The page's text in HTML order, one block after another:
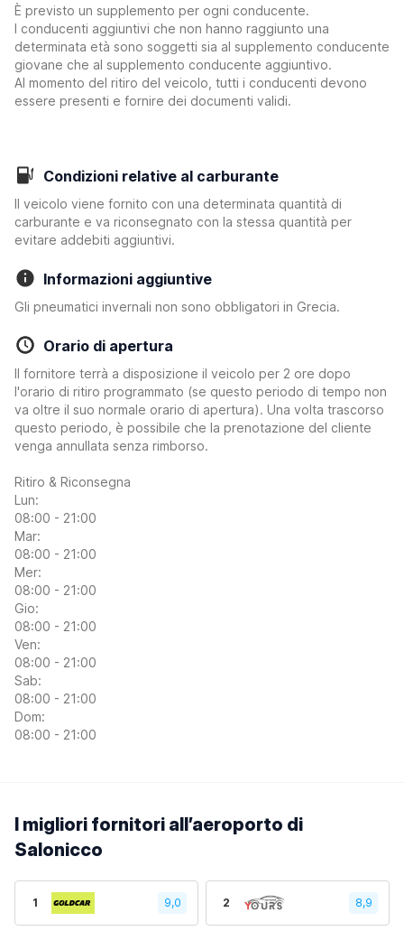
È previsto un supplemento per ogni conducente.
I conducenti aggiuntivi che non hanno raggiunto una
determinata età sono soggetti sia al supplemento conducente
giovane che al supplemento conducente aggiuntivo.
Al momento del ritiro del veicolo, tutti i conducenti devono
essere presenti e fornire dei documenti validi.
Condizioni relative al carburante
Il veicolo viene fornito con una determinata quantità di
carburante e va riconsegnato con la stessa quantità per
evitare addebiti aggiuntivi.
Informazioni aggiuntive
Gli pneumatici invernali non sono obbligatori in Grecia.
Orario di apertura
Il fornitore terrà a disposizione il veicolo per 2 ore dopo
l'orario di ritiro programmato (se questo periodo di tempo non
va oltre il suo normale orario di apertura). Una volta trascorso
questo periodo, è possibile che la prenotazione del cliente
venga annullata senza rimborso.
Ritiro & Riconsegna
Lun:
08:00 - 21:00
Mar:
08:00 - 21:00
Mer:
08:00 - 21:00
Gio:
08:00 - 21:00
Ven:
08:00 - 21:00
Sab:
08:00 - 21:00
Dom:
08:00 - 21:00
I migliori fornitori all’aeroporto di
Salonicco
1 9,0 2 8,9